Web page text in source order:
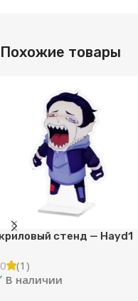
Похожие товары
Плюшевый шар — HeO
5.0
(1)